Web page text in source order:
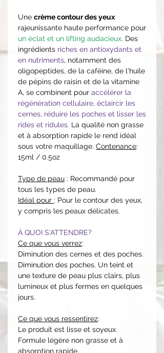
Une crème contour des yeux
rajeunissante haute performance pour
un éclat et un lifting audacieux. Des
ingrédients riches en antioxydants et
en nutriments, notamment des
oligopeptides, de la caféine, de l'huile
de pépins de raisin et de la vitamine
A, se combinent pour accélérer la
régénération cellulaire, éclaircir les
cernes, réduire les poches et lisser les
rides et ridules. La qualité non grasse
et à absorption rapide le rend idéal
sous votre maquillage. Contenance:
15ml / 0.5oz
Type de peau : Recommandé pour
tous les types de peau.
Idéal pour : Pour le contour des yeux,
y compris les peaux délicates.
À QUOI S'ATTENDRE?
Ce que vous verrez:
Diminution des cernes et des poches.
Diminution des poches. Un teint et
une texture de peau plus clairs, plus
lumineux et plus fermes en quelques
jours.
Ce que vous ressentirez:
Le produit est lisse et soyeux.
Formule légère non grasse et à
absorption rapide,